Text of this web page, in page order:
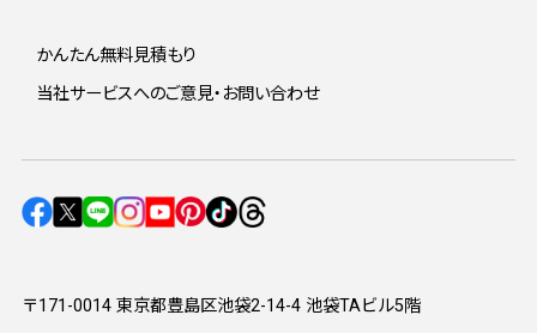
〒171-0014 東京都豊島区池袋2-14-4 池袋TAビル5階
かんたん無料見積もり
当社サービスへのご意見・お問い合わせ